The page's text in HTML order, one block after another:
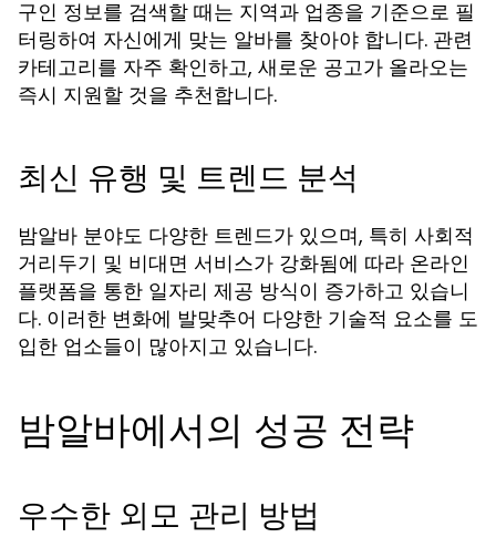
구인 정보를 검색할 때는 지역과 업종을 기준으로 필
터링하여 자신에게 맞는 알바를 찾아야 합니다. 관련
카테고리를 자주 확인하고, 새로운 공고가 올라오는
즉시 지원할 것을 추천합니다.
최신 유행 및 트렌드 분석
밤알바 분야도 다양한 트렌드가 있으며, 특히 사회적
거리두기 및 비대면 서비스가 강화됨에 따라 온라인
플랫폼을 통한 일자리 제공 방식이 증가하고 있습니
다. 이러한 변화에 발맞추어 다양한 기술적 요소를 도
입한 업소들이 많아지고 있습니다.
밤알바에서의 성공 전략
우수한 외모 관리 방법